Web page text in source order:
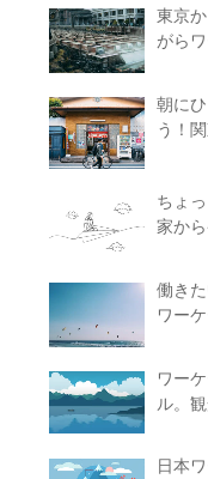
東京
がら
朝に
う！
ちょ
家か
働き
ワー
ワー
ル。
日本